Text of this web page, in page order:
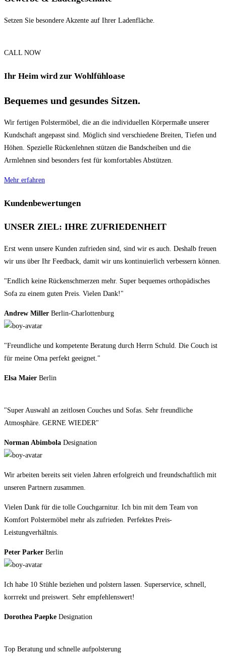
Setzen Sie besondere Akzente auf Ihrer Ladenfläche.
CALL NOW
Ihr Heim wird zur Wohlfühloase
Bequemes und gesundes Sitzen.
Wir fertigen Polstermöbel, die an die individuellen Körpermaße unserer
Kundschaft angepasst sind. Möglich sind verschiedene Breiten, Tiefen und
Höhen. Spezielle Rückenlehnen stützen die Bandscheiben und die
Armlehnen sind besonders fest für komfortables Abstützen.
Mehr erfahren
Kundenbewertungen
UNSER ZIEL: IHRE ZUFRIEDENHEIT
Erst wenn unsere Kunden zufrieden sind, sind wir es auch. Deshalb freuen
wir uns über Ihr Feedback, damit wir uns kontinuierlich verbessern können.
"Endlich keine Rückenschmerzen mehr. Super bequemes orthopädisches
Sofa zu einem guten Preis. Vielen Dank!"
Andrew Miller Berlin-Charlottenburg
"Freundliche und kompetente Beratung durch Herrn Schuld. Die Couch ist
für meine Oma perfekt geeignet."
Elsa Maier Berlin
"Super Auswahl an zeitlosen Couches und Sofas. Sehr freundliche
Atmosphäre. GERNE WIEDER"
Norman Abimbola Designation
Wir arbeiten bereits seit vielen Jahren erfolgreich und freundschaftlich mit
unseren Partnern zusammen.
Vielen Dank für die tolle Couchgarnitur. Ich bin mit dem Team von
Komfort Polstermöbel mehr als zufrieden. Perfektes Preis-
Leistungverhältnis.
Peter Parker Berlin
Ich habe 10 Stühle beziehen und polstern lassen. Superservice, schnell,
korrrekt und preiswert. Sehr empfehlenswert!
Dorothea Paepke Designation
Top Beratung und schnelle aufpolsterung